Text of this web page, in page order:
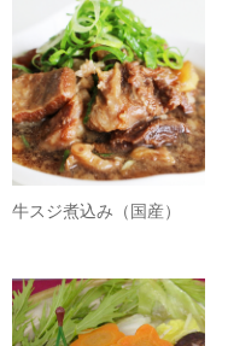
牛スジ煮込み（国産）